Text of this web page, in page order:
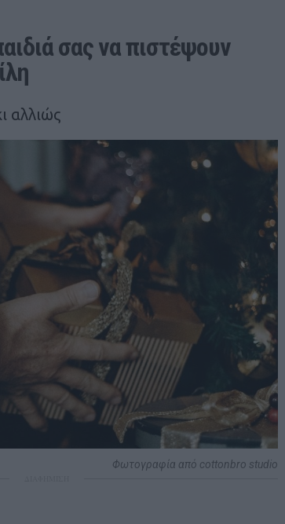
σας να πιστέψουν
αλλιώς
Φωτογραφία από cottonbro studio